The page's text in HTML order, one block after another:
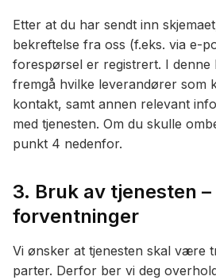
Etter at du har sendt inn
bekreftelse fra oss (f.eks. via e-
forespørsel er registrert. I denne
fremgå hvilke leverandører som
kontakt, samt annen relevant
med tjenesten. Om du skulle
punkt 4 nedenfor.
3. Bruk av tjenesten
forventninger
Vi ønsker at tjenesten skal være
parter. Derfor ber vi deg